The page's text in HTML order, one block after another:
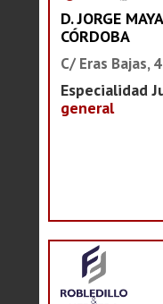
D. JORGE MAYA
CÓRDOBA
C/ Eras Bajas,
Especialidad
general